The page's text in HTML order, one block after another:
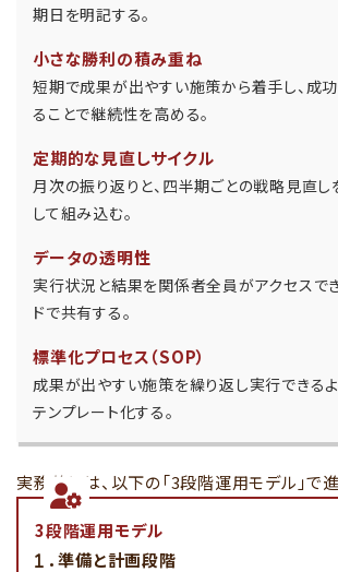
期日を明記する。
小さな勝利の積み重ね
短期で成果が出やすい施策から着手し、成
ることで継続性を高める。
定期的な見直しサイクル
月次の振り返りと、四半期ごとの戦略見直
して組み込む。
データの透明性
実行状況と結果を関係者全員がアクセスで
ドで共有する。
標準化プロセス（SOP）
成果が出やすい施策を繰り返し実行できる
テンプレート化する。
実務的には、以下の「3段階運用モデル」で進
3段階運用モデル
．準備と計画段階